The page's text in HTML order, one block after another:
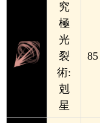
究
極
光
裂
術:
剋
星
85